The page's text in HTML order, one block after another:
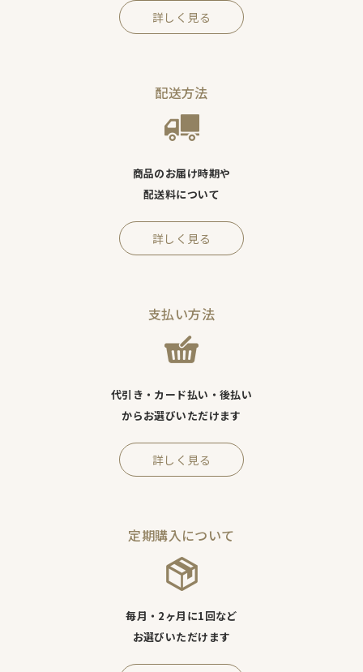
詳しく見る
配送方法
商品のお届け時期や
配送料について
詳しく見る
支払い方法
代引き・カード払い・後払い
からお選びいただけます
詳しく見る
定期購入について
毎月・2ヶ月に1回など
お選びいただけます